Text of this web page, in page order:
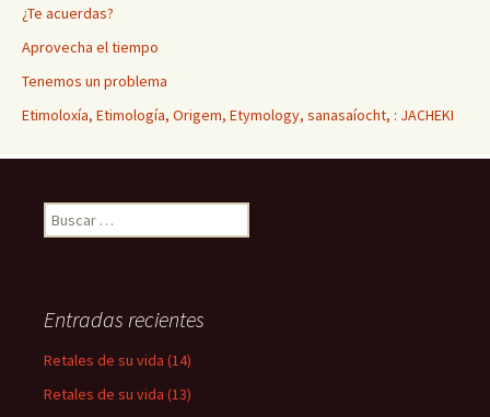
¿Te acuerdas?
Aprovecha el tiempo
Tenemos un problema
Etimoloxía, Etimología, Origem, Etymology, sanasaíocht, : JACHEKI
Buscar:
Entradas recientes
Retales de su vida (14)
Retales de su vida (13)